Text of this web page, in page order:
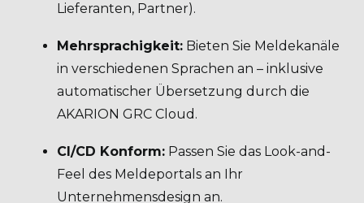
Lieferanten, Partner).
Mehrsprachigkeit: Bieten Sie Meldekanäle
in verschiedenen Sprachen an – inklusive
automatischer Übersetzung durch die
AKARION GRC Cloud.
CI/CD Konform: Passen Sie das Look-and-
Feel des Meldeportals an Ihr
Unternehmensdesign an.